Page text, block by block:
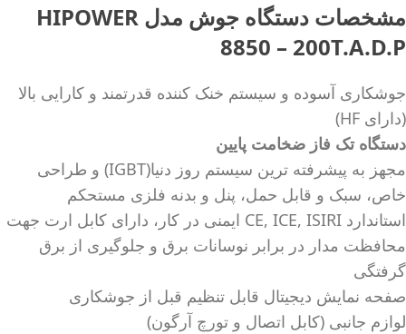
مشخصات دستگاه جوش مدل HIPOWER
8850 – 200T.A.D.P
جوشکاری آسوده و سیستم خنک کننده قدرتمند و کارایی بالا
(دارای HF)
دستگاه تک فاز ضخامت پایین
مجهز به پیشرفته ترین سیستم روز دنیا(IGBT) و طراحی
خاص، سبک و قابل حمل، پنل و بدنه فلزی مستحکم
استاندارد CE, ICE, ISIRI ایمنی در کار، دارای کابل ارت جهت
محافظت مدار در برابر نوسانات برق و جلوگیری از برق
گرفتگی
صفحه نمایش دیجیتال قابل تنظیم قبل از جوشکاری
لوازم جانبی (کابل اتصال و تورچ آرگون)